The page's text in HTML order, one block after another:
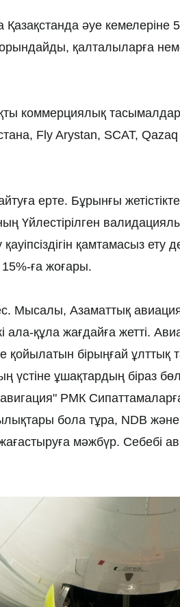
әуе кемелеріне
қалталыларға
коммерциялық
Fly Arystan, SCAT, Qazaq
ерте. Бұрынғы
қамтамасыз ету
ға жоғары.
Мысалы, Азаматтық авиация
құла жағдайға жетті.
қойылатын бірыңғай ұлттық
ұшақтардың біраз
РМК Сипаттамаларға
бола тұра, NDB және
мәжбүр. Себебі